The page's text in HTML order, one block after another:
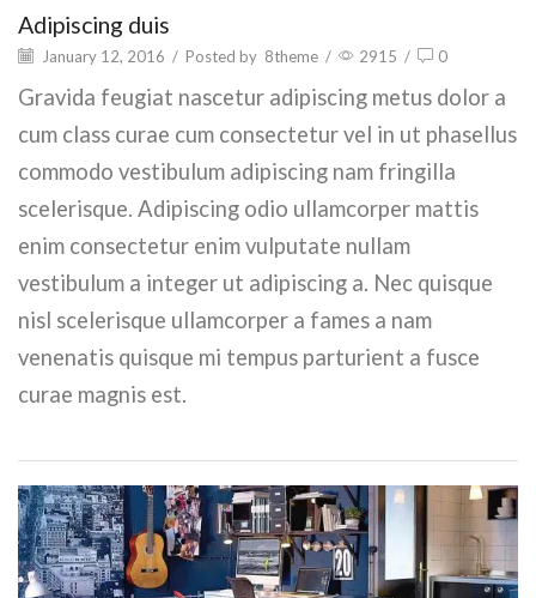
Adipiscing duis
January 12, 2016 / Posted by 8theme / 2915 / 0
Gravida feugiat nascetur adipiscing metus dolor a
cum class curae cum consectetur vel in ut phasellus
commodo vestibulum adipiscing nam fringilla
scelerisque. Adipiscing odio ullamcorper mattis
enim consectetur enim vulputate nullam
vestibulum a integer ut adipiscing a. Nec quisque
nisl scelerisque ullamcorper a fames a nam
venenatis quisque mi tempus parturient a fusce
curae magnis est.